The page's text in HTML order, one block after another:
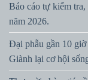
Báo cáo tự kiểm
năm 2026.
Đại phẫu gần 10
Giành lại cơ hội